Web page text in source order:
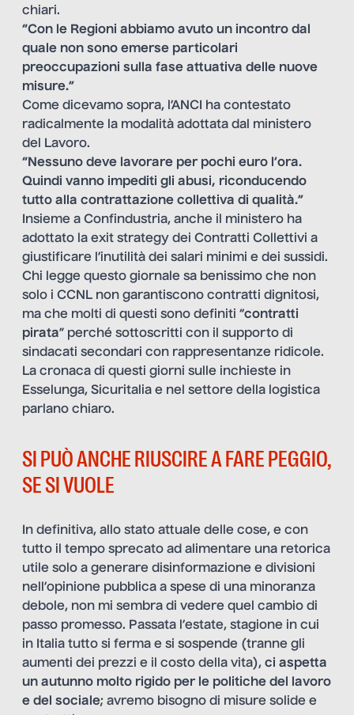
chiari.
“Con le Regioni abbiamo avuto un incontro dal
quale non sono emerse particolari
preoccupazioni sulla fase attuativa delle nuove
misure.”
Come dicevamo sopra, l’ANCI ha contestato
radicalmente la modalità adottata dal ministero
del Lavoro.
“Nessuno deve lavorare per pochi euro l’ora.
Quindi vanno impediti gli abusi, riconducendo
tutto alla contrattazione collettiva di qualità.”
Insieme a Confindustria, anche il ministero ha
adottato la exit strategy dei Contratti Collettivi a
giustificare l’inutilità dei salari minimi e dei sussidi.
Chi legge questo giornale sa benissimo che non
solo i CCNL non garantiscono contratti dignitosi,
ma che molti di questi sono definiti “contratti
pirata” perché sottoscritti con il supporto di
sindacati secondari con rappresentanze ridicole.
La cronaca di questi giorni sulle inchieste in
Esselunga, Sicuritalia e nel settore della logistica
parlano chiaro.
SI PUÒ ANCHE RIUSCIRE A FARE PEGGIO,
SE SI VUOLE
In definitiva, allo stato attuale delle cose, e con
tutto il tempo sprecato ad alimentare una retorica
utile solo a generare disinformazione e divisioni
nell’opinione pubblica a spese di una minoranza
debole, non mi sembra di vedere quel cambio di
passo promesso. Passata l’estate, stagione in cui
in Italia tutto si ferma e si sospende (tranne gli
aumenti dei prezzi e il costo della vita), ci aspetta
un autunno molto rigido per le politiche del lavoro
e del sociale; avremo bisogno di misure solide e